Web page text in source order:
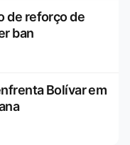
de reforço de
ban
Bolívar em